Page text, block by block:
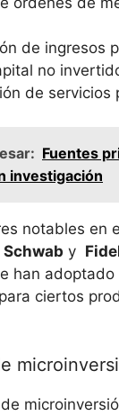
de ingresos
no‍
de servicios
Fuentes
investigación
notables ​en
​y ⁤
han‍
ciertos